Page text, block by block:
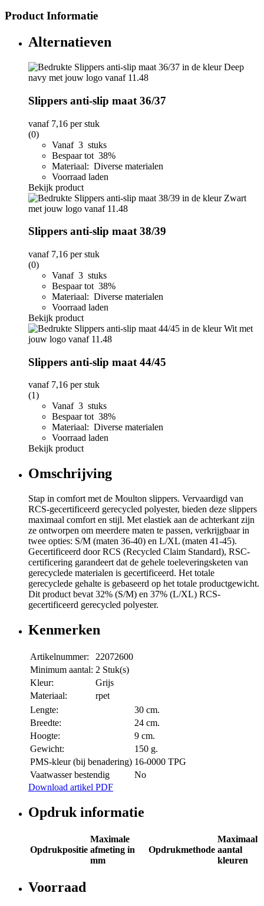
Product Informatie
Alternatieven
Slippers anti-slip maat 36/37
vanaf 7,16 per stuk
(0)
Vanaf 3 stuks
Bespaar tot 38%
Materiaal: Diverse materialen
Voorraad laden
Bekijk product
Slippers anti-slip maat 38/39
vanaf 7,16 per stuk
(0)
Vanaf 3 stuks
Bespaar tot 38%
Materiaal: Diverse materialen
Voorraad laden
Bekijk product
Slippers anti-slip maat 44/45
vanaf 7,16 per stuk
(1)
Vanaf 3 stuks
Bespaar tot 38%
Materiaal: Diverse materialen
Voorraad laden
Bekijk product
Omschrijving
Stap in comfort met de Moulton slippers. Vervaardigd van
RCS-gecertificeerd gerecycled polyester, bieden deze slippers
maximaal comfort en stijl. Met elastiek aan de achterkant zijn
ze ontworpen om meerdere maten te passen, verkrijgbaar in
twee opties: S/M (maten 36-40) en L/XL (maten 41-45).
Gecertificeerd door RCS (Recycled Claim Standard), RSC-
certificering garandeert dat de gehele toeleveringsketen van
gerecyclede materialen is gecertificeerd. Het totale
gerecyclede gehalte is gebaseerd op het totale productgewicht.
Dit product bevat 32% (S/M) en 37% (L/XL) RCS-
gecertificeerd gerecycled polyester.
Kenmerken
Artikelnummer:
22072600
Minimum aantal: 2 Stuk(s)
Kleur:
Grijs
Materiaal:
rpet
Lengte:
30 cm.
Breedte:
24 cm.
Hoogte:
9 cm.
Gewicht:
150 g.
PMS-kleur (bij benadering) 16-0000 TPG
Vaatwasser bestendig
No
Download artikel PDF
Opdruk informatie
Opdrukpositie
Maximale
afmeting in
mm
Opdrukmethode
Maximaal
aantal
kleuren
Voorraad